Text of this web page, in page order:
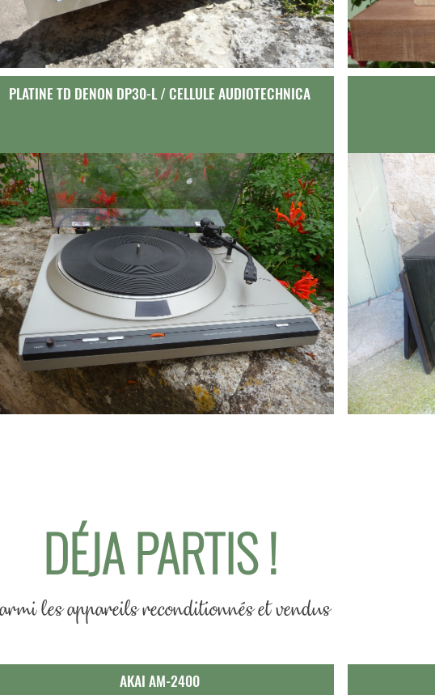
PLATINE TD DENON DP30-L / CELLULE AUDIOTECHNICA
DÉJA PARTIS !
les appareils reconditionnés et vendus
AKAI AM-2400